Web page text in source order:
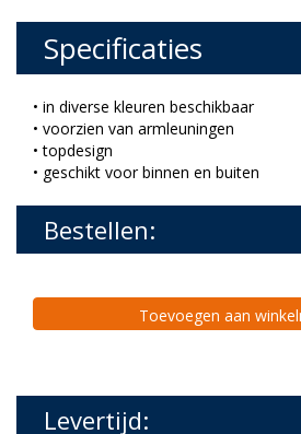
Specificaties
• in diverse kleuren beschikbaar
• voorzien van armleuningen
• topdesign
• geschikt voor binnen en buiten
Bestellen:
Toevoegen aan
Levertijd: